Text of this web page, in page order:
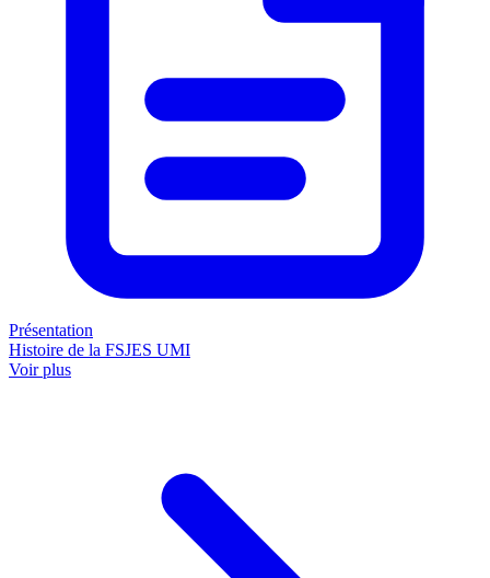
Présentation
Histoire de la FSJES UMI
Voir plus